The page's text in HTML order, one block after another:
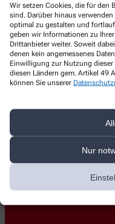
Wir setzen Cookies, die für den
sind. Darüber hinaus
optimal zu gestalten und
geben wir Informationen zu
Drittanbieter weiter. Soweit
denen kein angemessenes
Einwilligung zur Nutzung dieser
diesen Ländern gem. Artikel 49
können Sie unserer
Nur
A WordPress
Kontakt